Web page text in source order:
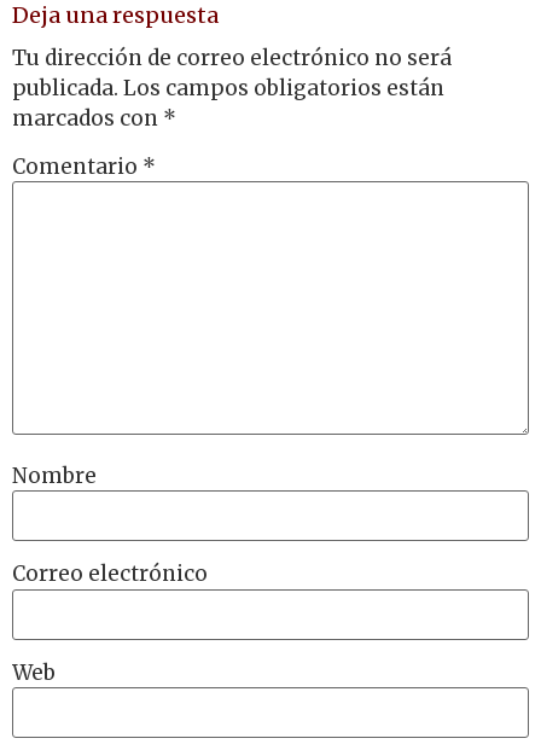
Deja una respuesta
Tu dirección de correo electrónico no será
publicada. Los campos obligatorios están
marcados con *
Comentario *
Nombre
Correo electrónico
Web